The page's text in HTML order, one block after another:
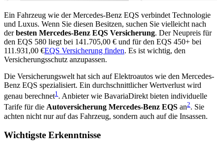
Ein Fahrzeug wie der Mercedes-Benz EQS verbindet Technologie
und Luxus. Wenn Sie diesen Besitzen, suchen Sie vielleicht nach
derbesten Mercedes-Benz EQS Versicherung. Der Neupreis für
den EQS 580 liegt bei 141.705,00 € und für den EQS 450+ bei
111.931,00 €EQS Versicherung finden. Es ist wichtig, den
Versicherungsschutz anzupassen.
Die Versicherungswelt hat sich auf Elektroautos wie den Mercedes-
Benz EQS spezialisiert. Ein durchschnittlicher Wertverlust wird
genau berechnet1 . Anbieter wie BavariaDirekt bieten individuelle
Tarife für die Autoversicherung Mercedes-Benz EQS an2. Sie
achten nicht nur auf das Fahrzeug, sondern auch auf die Insassen.
Wichtigste Erkenntnisse